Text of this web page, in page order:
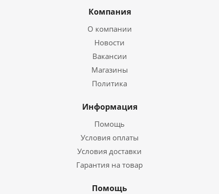
Компания
О компании
Новости
Вакансии
Магазины
Политика
Информация
Помощь
Условия оплаты
Условия доставки
Гарантия на товар
Помощь